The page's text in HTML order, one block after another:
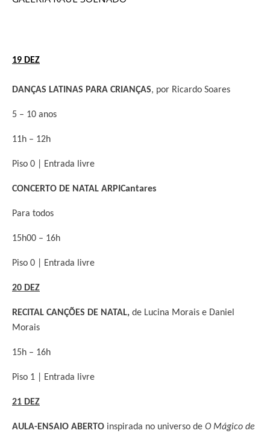
19 DEZ
DANÇAS LATINAS PARA CRIANÇAS, por Ricardo Soares
5 – 10 anos
11h – 12h
Piso 0 | Entrada livre
CONCERTO DE NATAL ARPICantares
Para todos
15h00 – 16h
Piso 0 | Entrada livre
20 DEZ
RECITAL CANÇÕES DE NATAL, de Lucina Morais e Daniel
Morais
15h – 16h
Piso 1 | Entrada livre
21 DEZ
AULA-ENSAIO ABERTO inspirada no universo de O Mágico de